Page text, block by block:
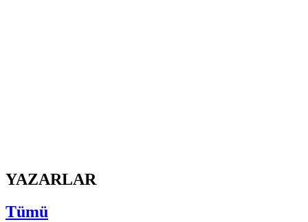
YAZARLAR
Tümü